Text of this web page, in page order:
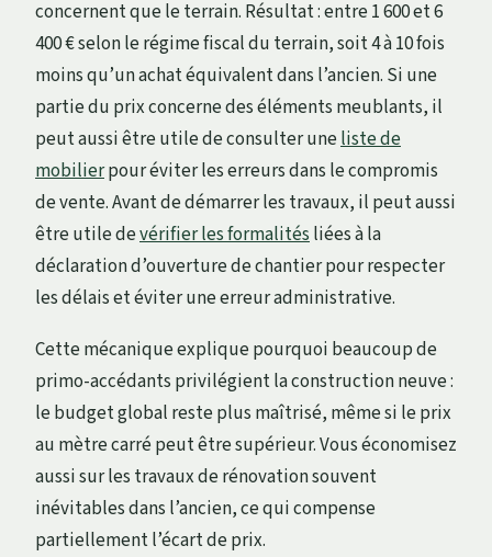
concernent que le terrain. Résultat : entre 1 600 et 6
400 € selon le régime fiscal du terrain, soit 4 à 10 fois
moins qu’un achat équivalent dans l’ancien. Si une
partie du prix concerne des éléments meublants, il
peut aussi être utile de consulter uneliste de
mobilierpour éviter les erreurs dans le compromis
de vente. Avant de démarrer les travaux, il peut aussi
être utile devérifier les formalitésliées à la
déclaration d’ouverture de chantier pour respecter
les délais et éviter une erreur administrative.
Cette mécanique explique pourquoi beaucoup de
primo-accédants privilégient la construction neuve :
le budget global reste plus maîtrisé, même si le prix
au mètre carré peut être supérieur. Vous économisez
aussi sur les travaux de rénovation souvent
inévitables dans l’ancien, ce qui compense
partiellement l’écart de prix.